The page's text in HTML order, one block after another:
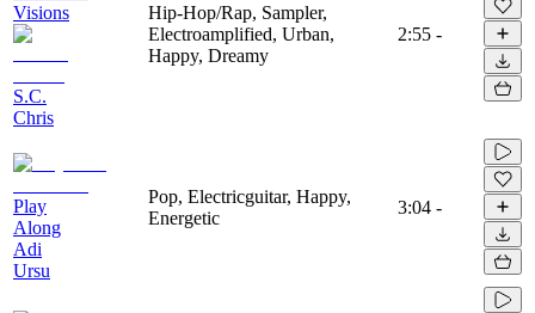
Visions
S.C.
Chris
Hip-Hop/Rap, Sampler,
Electroamplified, Urban,
Happy, Dreamy
2:55 -
Play
Along
Adi
Ursu
Pop, Electricguitar, Happy,
Energetic
3:04 -